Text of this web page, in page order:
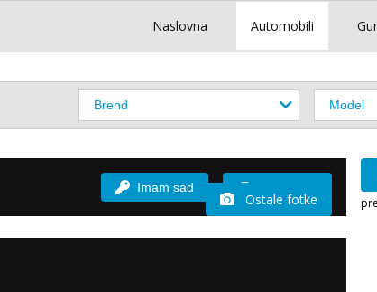
Naslovna Automobili
Imam sad
Ostale fotke